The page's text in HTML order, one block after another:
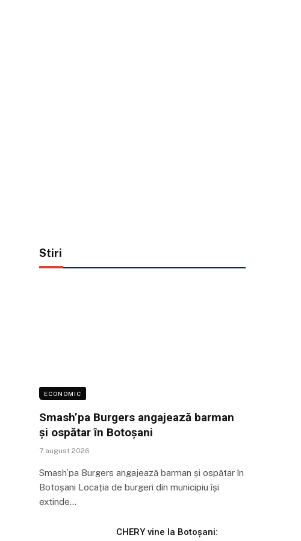
Stiri
ECONOMIC
Smash’pa Burgers angajează barman
și ospătar în Botoșani
7 august 2026
Smash’pa Burgers angajează barman și ospătar în
Botoșani Locația de burgeri din municipiu își
extinde…
CHERY vine la Botoșani: